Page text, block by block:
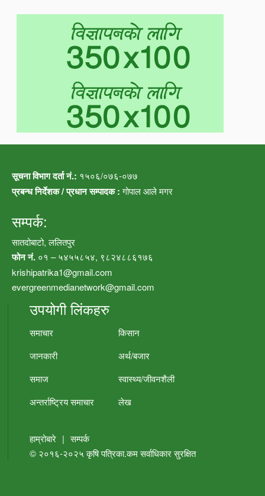
सूचना विभाग दर्ता नं.: १५०६/०७६-०७७
प्रबन्ध निर्देशक / प्रधान सम्पादक :गोपाल आले मगर
सम्पर्क:
सातदोबाटो, ललितपुर
फोन नं. ०१ – ५४५५८५४, ९८२४८८६१७६
krishipatrika1@gmail.com
evergreenmedianetwork@gmail.com
उपयोगी लिंकहरु
समाचार
किसान
जानकारी
अर्थ/बजार
समाज
स्वास्थ्य/जीवनशैली
अन्तर्राष्ट्रिय समाचार
लेख
हाम्रोबारे | सम्पर्क
© २०१६-२०२५कृषि पत्रिका.कमसर्वाधिकार सुरक्षित